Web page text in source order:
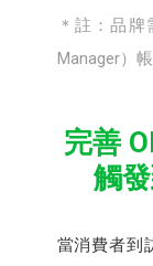
＊註：品牌
Manager）
完善
觸
當消費者到